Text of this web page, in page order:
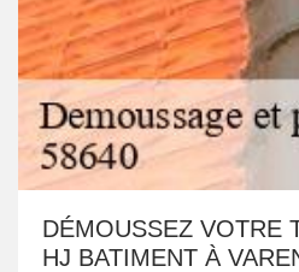
DÉMOUSSEZ VOTRE
HJ BATIMENT À